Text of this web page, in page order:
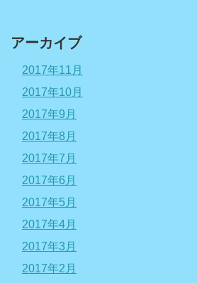
アーカイブ
2017年11月
2017年10月
2017年9月
2017年8月
2017年7月
2017年6月
2017年5月
2017年4月
2017年3月
2017年2月